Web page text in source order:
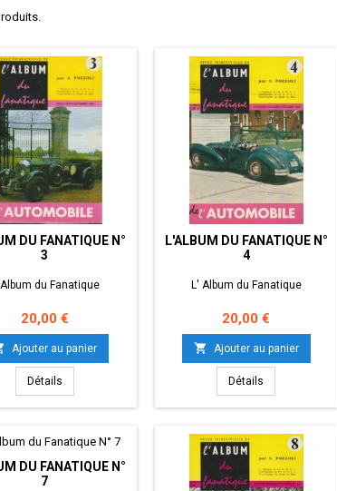
DU FANATIQUE N°
3
du Fanatique
Prix
20,00 €
Ajouter au panier
Détails
L'ALBUM DU FANATIQUE N°
4
L' Album du Fanatique
Prix
20,00 €
 Ajouter au panier
Détails
DU FANATIQUE N°
7